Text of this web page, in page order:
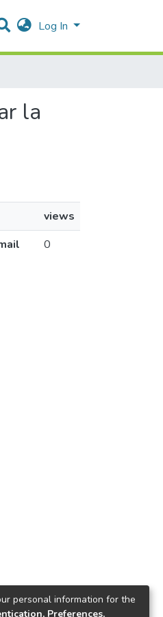
Log In
la
views
0
personal information for the
Preferences,